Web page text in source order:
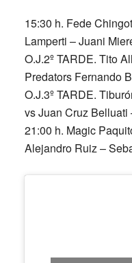
15:30 h. Fede
Lamperti – Juani
O.J.2º TARDE. Tito
Predators Fernando
O.J.3º TARDE.
vs Juan Cruz
21:00 h. Magic
Alejandro Ruiz –